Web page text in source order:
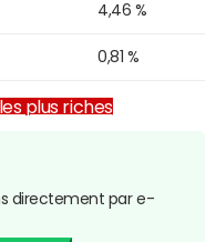
4,46 %
0,81 %
plus riches
directement par e-